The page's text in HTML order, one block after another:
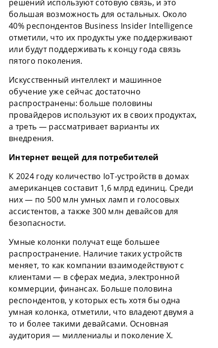
решений используют сотовую связь, и это
большая возможность для остальных. Около
40% респондентов Business Insider Intelligence
отметили, что их продукты уже поддерживают
или будут поддерживать к концу года связь
пятого поколения.
Искусственный интеллект и машинное
обучение уже сейчас достаточно
распространены: больше половины
провайдеров используют их в своих продуктах,
а треть — рассматривает варианты их
внедрения.
Интернет вещей для потребителей
К 2024 году количество IoT-устройств в домах
американцев составит 1,6 млрд единиц. Среди
них — по 500 млн умных ламп и голосовых
ассистентов, а также 300 млн девайсов для
безопасности.
Умные колонки получат еще большее
распространение. Наличие таких устройств
меняет, то как компании взаимодействуют с
клиентами — в сферах медиа, электронной
коммерции, финансах. Больше половина
респондентов, у которых есть хотя бы одна
умная колонка, отметили, что владеют двумя а
то и более такими девайсами. Основная
аудитория — миллениалы и поколение X.